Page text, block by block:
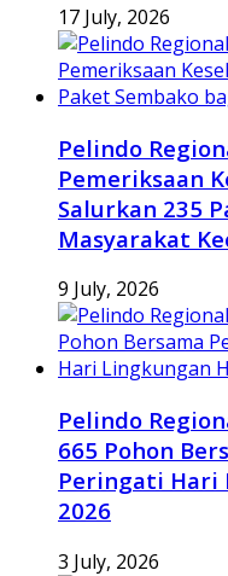
17 July, 2026
Pelindo
Pemeriksaan
Salurkan 235
Masyarakat
9 July, 2026
Pelindo
665 Pohon
Peringati Hari
2026
3 July, 2026